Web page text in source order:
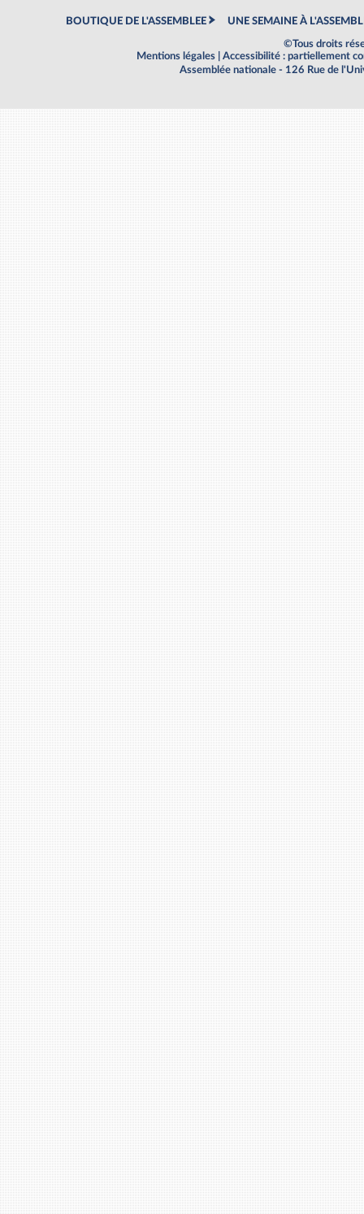
BOUTIQUE DE L'ASSEMBLEE UNE SEMAINE À
©Tous droits
Mentions légales
Accessibilité : partiellement
Assemblée nationale - 126 Rue de